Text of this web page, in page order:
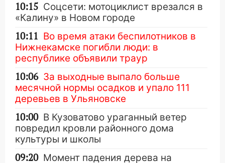
10:15 Соцсети: мотоциклист врезался в
«Калину» в Новом городе
10:11 Во время атаки беспилотников в
Нижнекамске погибли люди: в
республике объявили траур
10:06 За выходные выпало больше
месячной нормы осадков и упало 111
деревьев в Ульяновске
10:00 В Кузоватово ураганный ветер
повредил кровли районного дома
культуры и школы
09:20 Момент падения дерева на